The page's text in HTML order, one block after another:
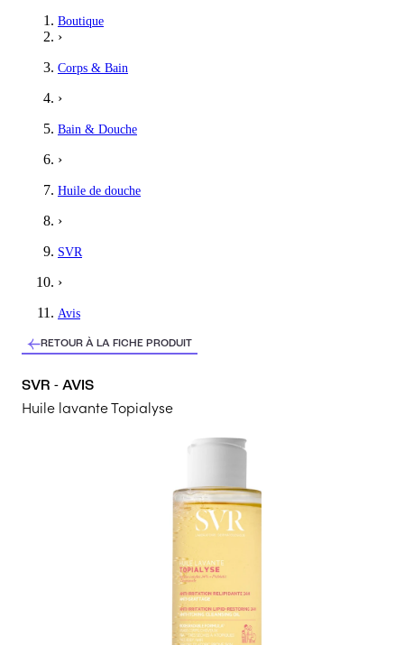
Mareva
Boutique
›
Corps & Bain
›
Bain & Douche
›
Huile de douche
›
SVR
›
Avis
RETOUR À LA FICHE PRODUIT
SVR - AVIS
Huile lavante Topialyse